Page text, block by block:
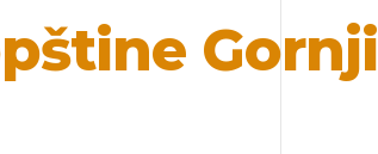
Gornji